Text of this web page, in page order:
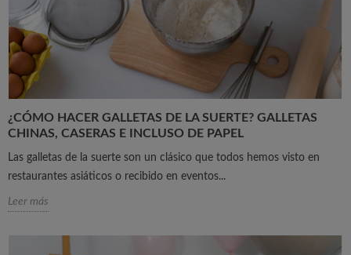
¿CÓMO HACER GALLETAS DE LA SUERTE? GALLETAS
CHINAS, CASERAS E INCLUSO DE PAPEL
Las galletas de la suerte son un clásico que todos hemos visto en
restaurantes asiáticos o recibido en eventos...
Leer más